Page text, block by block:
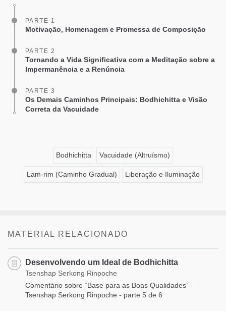
PARTE 1
Motivação, Homenagem e Promessa de Composição
PARTE 2
Tornando a Vida Significativa com a Meditação sobre a
Impermanência e a Renúncia
PARTE 3
Os Demais Caminhos Principais: Bodhichitta e Visão
Correta da Vacuidade
Bodhichitta Vacuidade (Altruísmo)
Lam-rim (Caminho Gradual) Liberação e Iluminação
MATERIAL RELACIONADO
Desenvolvendo um Ideal de Bodhichitta
Tsenshap Serkong Rinpoche
Comentário sobre “Base para as Boas Qualidades” –
Tsenshap Serkong Rinpoche - parte 5 de 6